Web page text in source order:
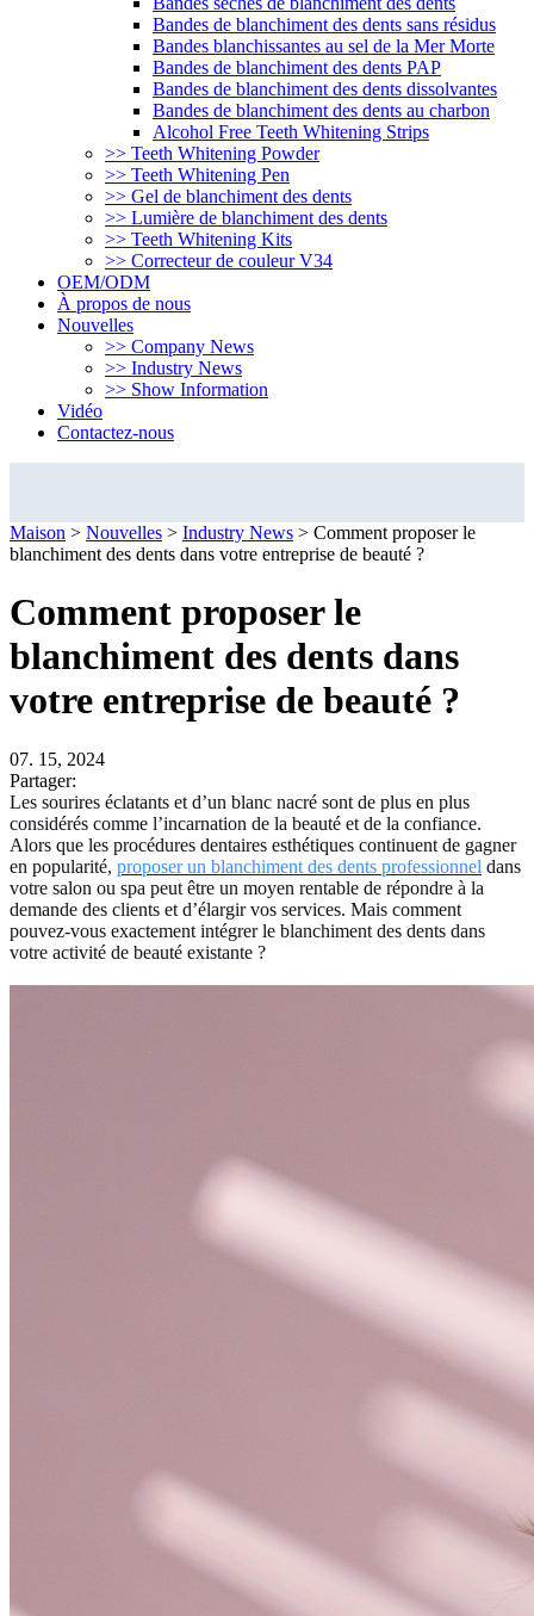
Bandes de blanchiment des dents sans résidus
Bandes blanchissantes au sel de la Mer Morte
Bandes de blanchiment des dents PAP
Bandes de blanchiment des dents dissolvantes
Bandes de blanchiment des dents au charbon
Alcohol Free Teeth Whitening Strips
>> Teeth Whitening Powder
>> Teeth Whitening Pen
>> Gel de blanchiment des dents
>> Lumière de blanchiment des dents
>> Teeth Whitening Kits
>> Correcteur de couleur V34
OEM/ODM
À propos de nous
Nouvelles
>> Company News
>> Industry News
>> Show Information
Vidéo
Contactez-nous
Maison > Nouvelles > Industry News > Comment proposer le
blanchiment des dents dans votre entreprise de beauté ?
Comment proposer le
blanchiment des dents dans
votre entreprise de beauté ?
07. 15, 2024
Partager:
Les sourires éclatants et d’un blanc nacré sont de plus en plus
considérés comme l’incarnation de la beauté et de la confiance.
Alors que les procédures dentaires esthétiques continuent de gagner
en popularité, proposer un blanchiment des dents professionnel dans
votre salon ou spa peut être un moyen rentable de répondre à la
demande des clients et d’élargir vos services. Mais comment
pouvez-vous exactement intégrer le blanchiment des dents dans
votre activité de beauté existante ?